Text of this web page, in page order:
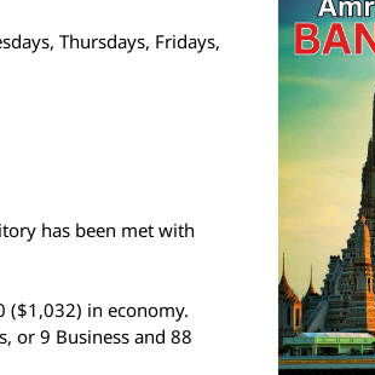
Thursdays, Fridays,
has been met with
($1,032) in economy.
or 9 Business and 88